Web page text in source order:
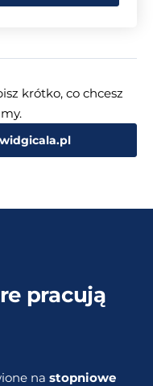
krótko, co chcesz
pracują
na stopniowe